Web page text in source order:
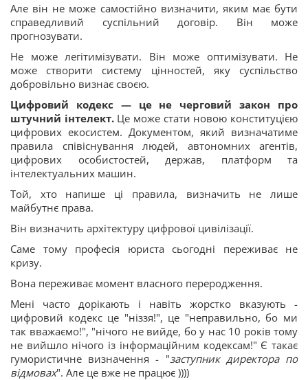
Але він не може самостійно визначити, яким має бути
справедливий суспільний договір. Він може
прогнозувати.
Не може легітимізувати. Він може оптимізувати. Не
може створити систему цінностей, яку суспільство
добровільно визнає своєю.
Цифровий кодекс — це не черговий закон про
штучний інтелект.Це може стати новою конституцією
цифрових екосистем. Документом, який визначатиме
правила співіснування людей, автономних агентів,
цифрових особистостей, держав, платформ та
інтелектуальних машин.
Той, хто напише ці правила, визначить не лише
майбутнє права.
Він визначить архітектуру цифрової цивілізації.
Саме тому професія юриста сьогодні переживає не
кризу.
Вона переживає момент власного переродження.
Мені часто дорікають і навіть жорстко вказують -
цифровий кодекс це "ніззя!", це "неправильно, бо ми
так вважаємо!", "нічого не вийде, бо у нас 10 років тому
не вийшло нічого із інформаційним кодексам!" Є такає
гумористичне визначення - "заступник директора по
відмовах". Але це вже не працює ))))